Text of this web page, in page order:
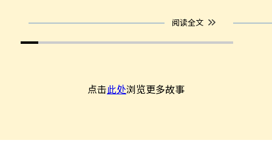
阅读全文
点击此处浏览更多故事